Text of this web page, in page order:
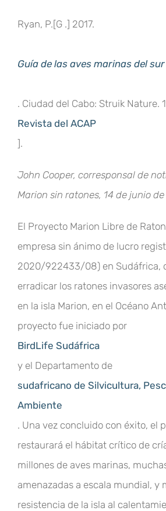
Ryan, P.[G .] 2017.
Guía de las aves marinas del
. Ciudad del Cabo: Struik Nature.
Revista del ACAP
].
John Cooper, corresponsal de
Marion sin ratones, 14 de junio
El Proyecto Marion Libre de
empresa sin ánimo de lucro
2020/922433/08) en Sudáfrica,
erradicar los ratones invasores
en la isla Marion, en el Océano
proyecto fue iniciado por
BirdLife Sudáfrica
y el Departamento de
sudafricano de Silvicultura,
Ambiente
. Una vez concluido con éxito, el
restaurará el hábitat crítico de
millones de aves marinas,
amenazadas a escala mundial, y
resistencia de la isla al